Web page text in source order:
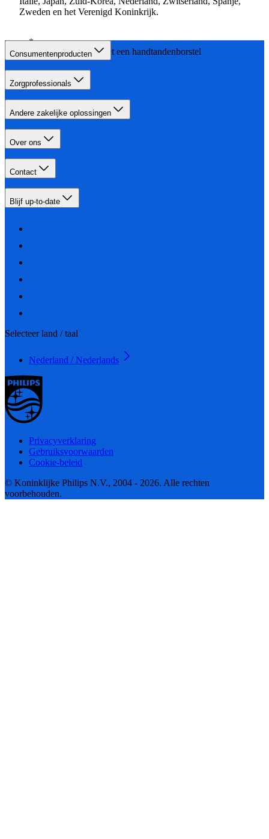
Zweden en het Verenigd Koninkrijk.
in vergelijking met een handtandenborstel
Consumentenproducten
Zorgprofessionals
Andere zakelijke oplossingen
Over ons
Contact
Blijf up-to-date
Selecteer land / taal
Nederland / Nederlands
Privacyverklaring
Gebruiksvoorwaarden
Cookie-beleid
© Koninklijke Philips N.V., 2004 - 2026. Alle rechten
voorbehouden.